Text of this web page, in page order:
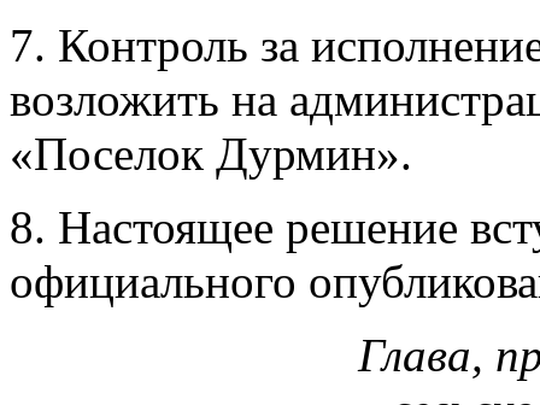
7. Контроль за
возложить на
«Поселок Дурмин».
8. Настоящее решение
официального
Глава,